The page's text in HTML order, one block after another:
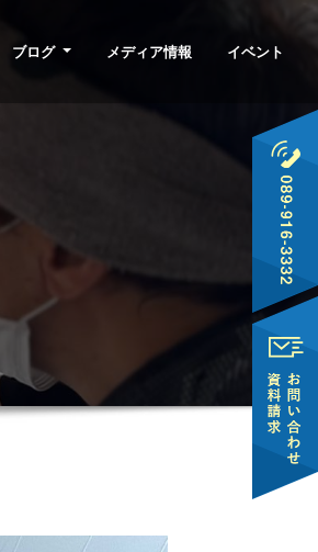
ブログ メディア情報 イベント